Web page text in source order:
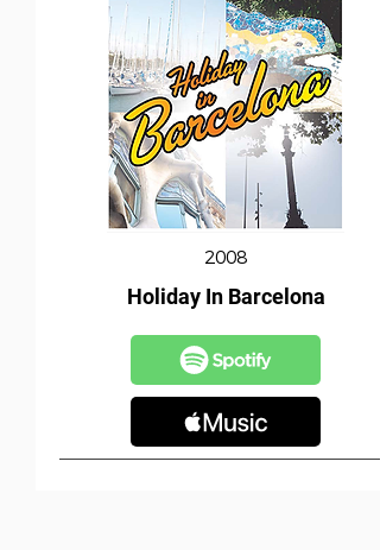
2008
Holiday In Barcelona